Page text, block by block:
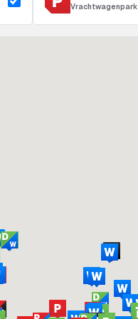
Vrachtwagenpark